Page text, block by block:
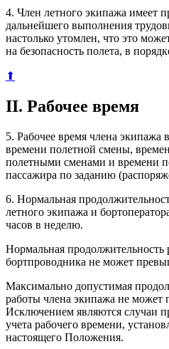
4. Член летного экипажа имеет
дальнейшего выполнения
настолько утомлен, что это
на безопасность полета, в
⬆
II. Рабочее время
5. Рабочее время члена экипажа
времени полетной смены,
полетными сменами и времени
пассажира по заданию
6. Нормальная
летного экипажа и
часов в неделю.
Нормальная продолжительность
бортпроводника не может
Максимально допустимая
работы члена экипажа не может
Исключением являются случаи
учета рабочего времени,
настоящего Положения.